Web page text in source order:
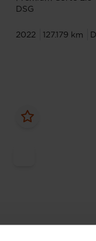
DSG
2022 127.179 km